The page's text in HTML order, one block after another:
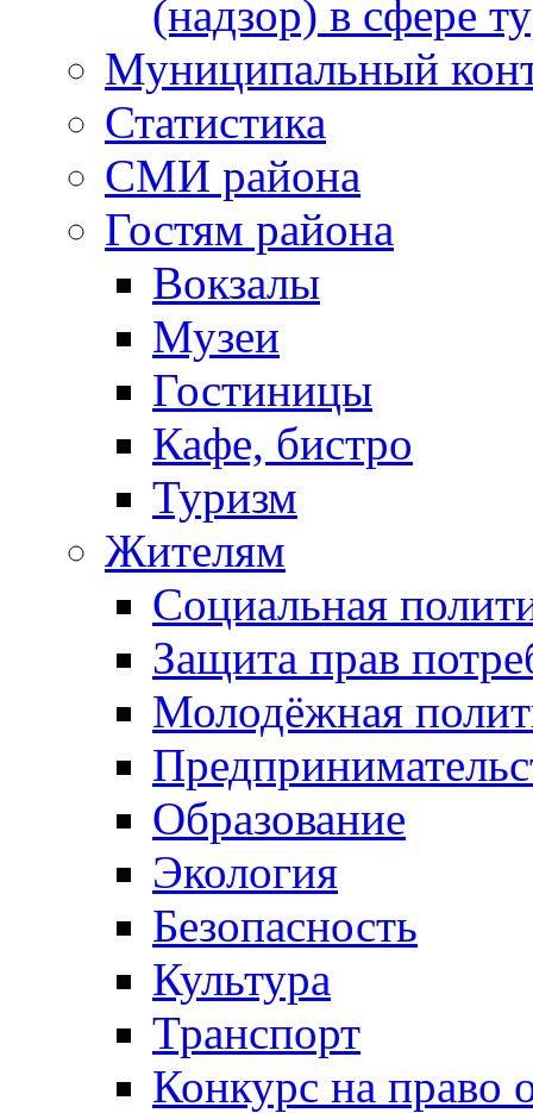
(надзор) в сфере
Муниципальный
Статистика
СМИ района
Гостям района
Вокзалы
Музеи
Гостиницы
Кафе, бистро
Туризм
Жителям
Социальная
Защита прав
Молодёжная
Образование
Экология
Безопасность
Культура
Транспорт
Конкурс на право